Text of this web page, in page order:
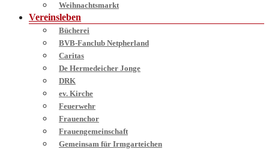
Weihnachtsmarkt
Vereinsleben
Bücherei
BVB-Fanclub Netpherland
Caritas
De Hermedeicher Jonge
DRK
ev. Kirche
Feuerwehr
Frauenchor
Frauengemeinschaft
Gemeinsam für Irmgarteichen